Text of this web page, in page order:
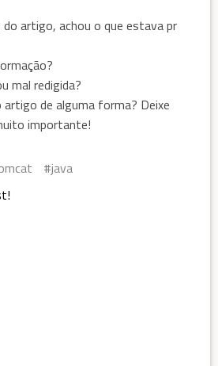
artigo, achou o que estava pr
mal redigida?
de alguma forma? Deixe
importante!
java